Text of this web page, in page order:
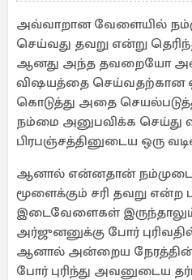
அவ்வாறான வேளையில்
செய்வது தவறு என்று
ஆனது அந்த தவறையோ
விஷயத்தை செய்வதற்கான
கொடுத்து அதை
நம்மை அனுபவிக்க செய்து
பிரபஞ்சத்தினுடைய ஒரு
ஆனால் என்னதான்
மூளைக்கும் சரி தவறு என்ற
இடைவேளைகள் இருந்தாலும்
அர்ஜுனனுக்கு போர்
ஆனால் அன்றைய
போர் புரிந்து அவனுடைய